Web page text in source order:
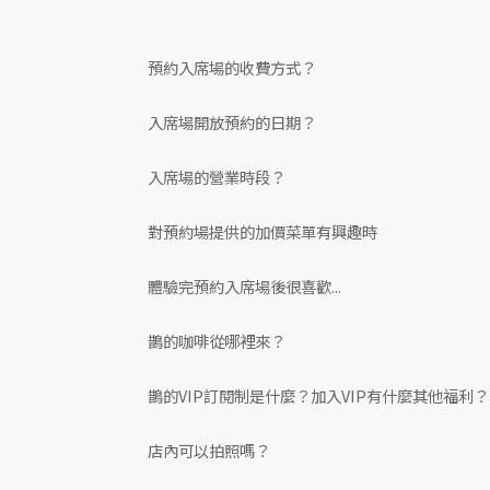
預約入席場的收費方式？
入席場開放預約的日期？
入席場的營業時段？
對預約場提供的加價菜單有興趣時
體驗完預約入席場後很喜歡...
鵲的咖啡從哪裡來？
鵲的VIP訂閱制是什麼？加入VIP有什麼其他福利？
店內可以拍照嗎？